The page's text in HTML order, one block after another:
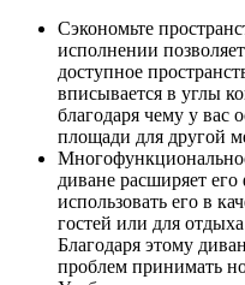
Сэкономьте
исполнении
доступное
вписывается в углы
благодаря чему у вас
площади для другой
диване расширяет
использовать его в
гостей или для
Благодаря этому
проблем принимать